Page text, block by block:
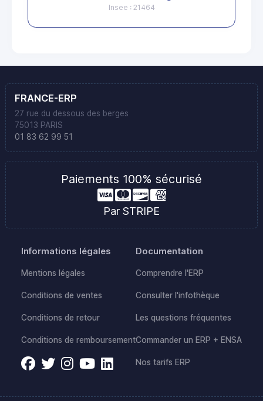
Insee : 21464
FRANCE-ERP
27 rue du dessous des berges
75013 PARIS
01 83 62 99 51
Paiements 100% sécurisé
Par STRIPE
Informations légales
Mentions légales
Conditions de ventes
Conditions de retour
Conditions de remboursement
Documentation
Comprendre l'ERP
Consulter l'infothèque
Les questions fréquentes
Commander un ERP + ENSA
Nos tarifs ERP